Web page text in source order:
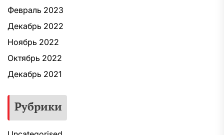
Февраль 2023
Декабрь 2022
Ноябрь 2022
Октябрь 2022
Декабрь 2021
Рубрики